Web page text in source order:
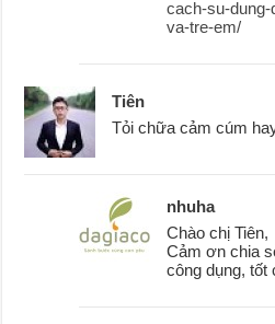
cach-su-
va-tre-em/
Tiên
Tỏi chữa cảm cúm
nhuha
Chào chị Tiên,
Cảm ơn chia
công dụng, tốt